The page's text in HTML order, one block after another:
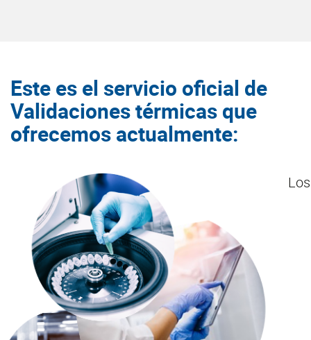
Este es el servicio oficial de
Validaciones térmicas que
ofrecemos actualmente:
Los